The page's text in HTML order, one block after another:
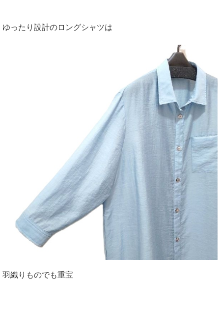
ゆったり設計のロングシャツは
羽織りものでも重宝